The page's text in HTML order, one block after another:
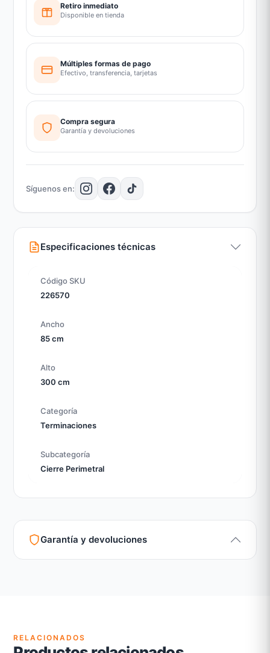
Especificaciones técnicas
Código SKU
226570
Ancho
85 cm
Alto
300 cm
Categoría
Terminaciones
Subcategoría
Cierre Perimetral
Garantía y devoluciones
Retiro inmediato
Disponible en tienda
Múltiples formas de pago
Efectivo, transferencia, tarjetas
Compra segura
Garantía y devoluciones
Síguenos en:
RELACIONADOS